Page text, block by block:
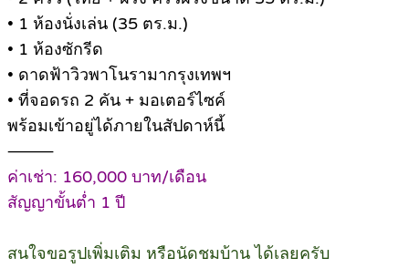
• 1 ห้องนั่งเล่น (35 ตร.ม.)
• 1 ห้องซักรีด
• ดาดฟ้าวิวพาโนรามากรุงเทพฯ
• ที่จอดรถ 2 คัน + มอเตอร์ไซค์
พร้อมเข้าอยู่ได้ภายในสัปดาห์นี้
⸻
ค่าเช่า: 160,000 บาท/เดือน
สัญญาขั้นต่ำ 1 ปี
สนใจขอรูปเพิ่มเติม หรือนัดชมบ้าน ได้เลยครับ